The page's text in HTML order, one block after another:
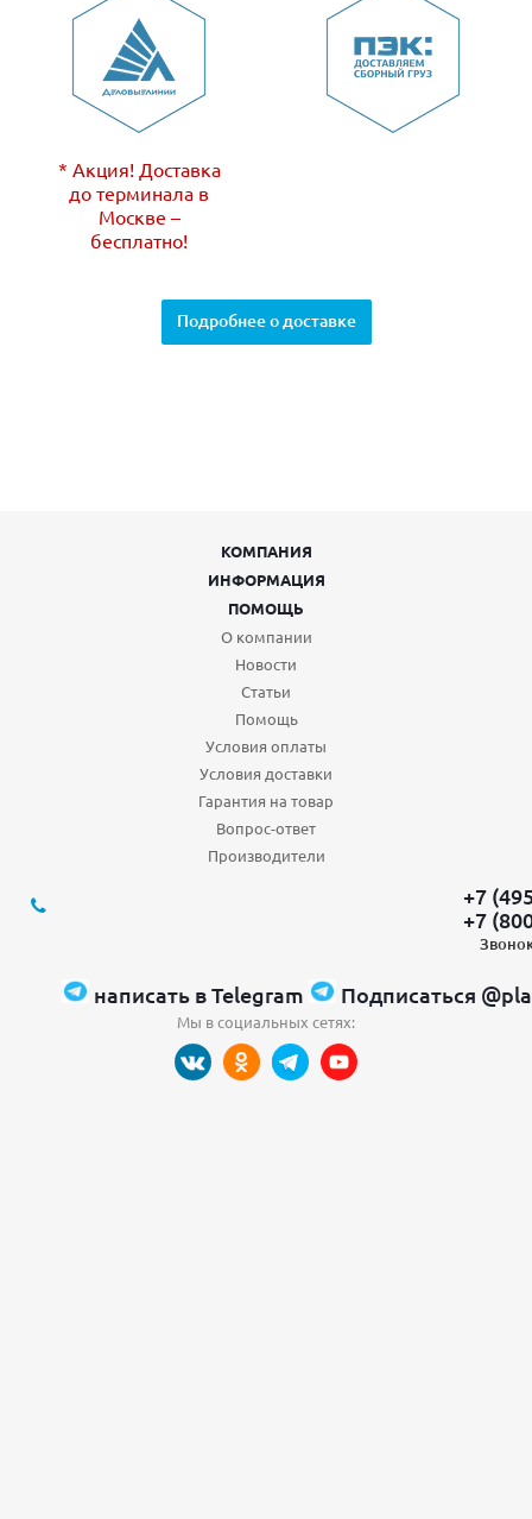
* Акция! Доставка
до терминала в
Москве –
бесплатно!
Подробнее о доставке
КОМПАНИЯ
ИНФОРМАЦИЯ
ПОМОЩЬ
О компании
Новости
Статьи
Помощь
Условия оплаты
Условия доставки
Гарантия на товар
Вопрос-ответ
Производители
+7
+7
написать в Telegram Подписаться
Мы в социальных сетях: